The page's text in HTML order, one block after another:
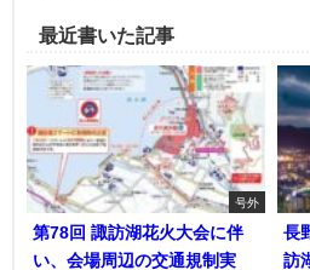
最近書いた記事
号外
第78回 諏訪湖花火大会に伴
い、会場周辺の交通規制実
長
訪